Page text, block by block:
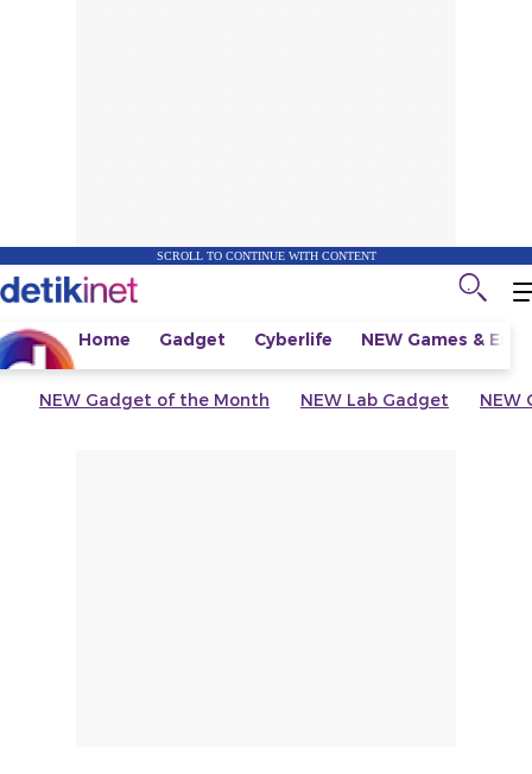
SCROLL TO CONTINUE WITH CONTENT
Home Gadget Cyberlife NEW Games &
NEW Gadget of the Month NEW Lab Gadget NEW